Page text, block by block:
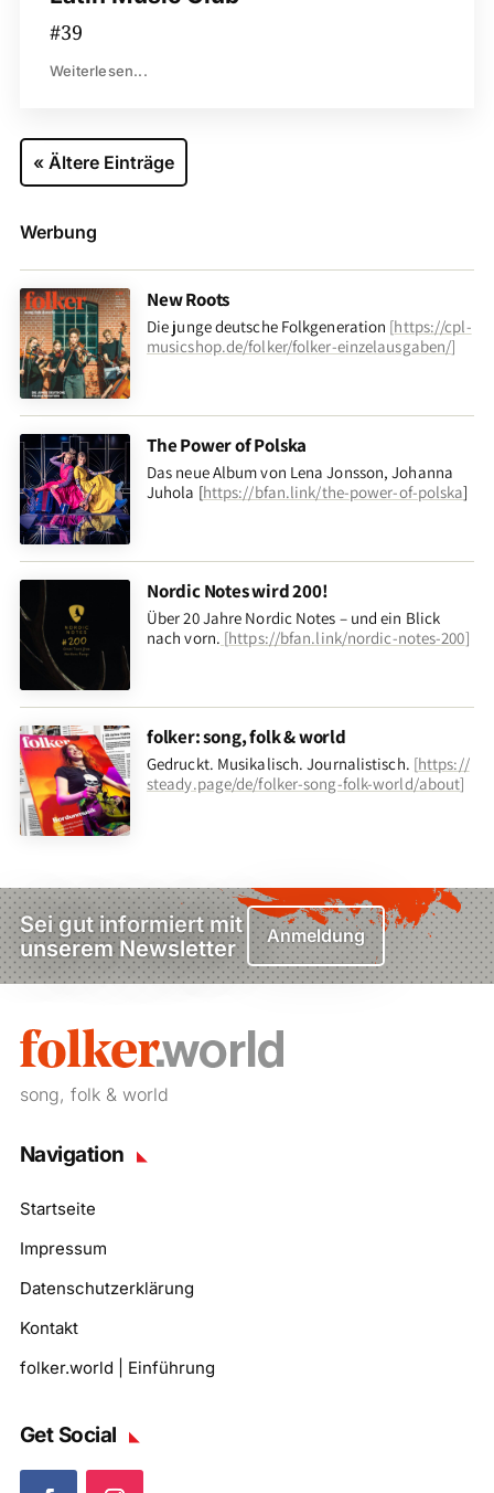
#39
Weiterlesen...
« Ältere Einträge
Werbung
New Roots
Die junge deutsche Folkgeneration [https://cpl-
musicshop.de/folker/folker-einzelausgaben/]
The Power of Polska
Das neue Album von Lena Jonsson, Johanna
Juhola [https://bfan.link/the-power-of-polska]
Nordic Notes wird 200!
Über 20 Jahre Nordic Notes – und ein Blick
nach vorn. [https://bfan.link/nordic-notes-200]
folker: song, folk & world
Gedruckt. Musikalisch. Journalistisch. [https://
steady.page/de/folker-song-folk-world/about]
Sei gut informiert mit
unserem Newsletter
Anmeldung
song, folk & world
Navigation
Startseite
Impressum
Datenschutzerklärung
Kontakt
folker.world | Einführung
Get Social